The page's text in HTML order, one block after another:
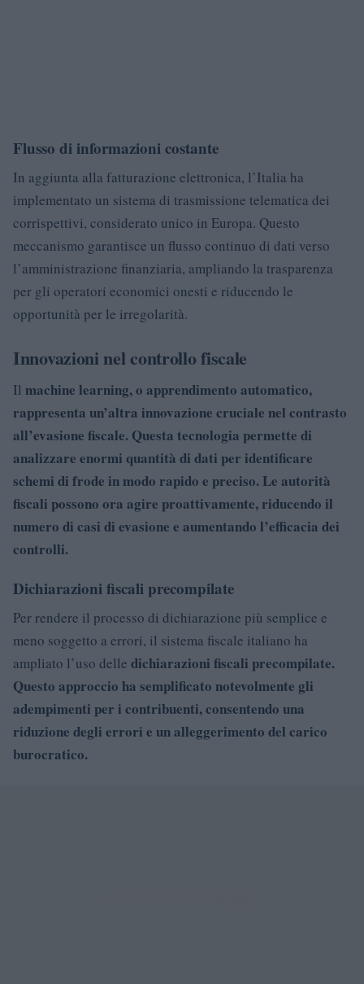
Flusso di informazioni costante
In aggiunta alla fatturazione elettronica, l’Italia ha
implementato un sistema di trasmissione telematica dei
corrispettivi, considerato unico in Europa. Questo
meccanismo garantisce un flusso continuo di dati verso
l’amministrazione finanziaria, ampliando la trasparenza
per gli operatori economici onesti e riducendo le
opportunità per le irregolarità.
Innovazioni nel controllo fiscale
Il machine learning, o apprendimento automatico,
rappresenta un’altra innovazione cruciale nel contrasto
all’evasione fiscale. Questa tecnologia permette di
analizzare enormi quantità di dati per identificare
schemi di frode in modo rapido e preciso. Le autorità
fiscali possono ora agire proattivamente, riducendo il
numero di casi di evasione e aumentando l’efficacia dei
controlli.
Dichiarazioni fiscali precompilate
Per rendere il processo di dichiarazione più semplice e
meno soggetto a errori, il sistema fiscale italiano ha
ampliato l’uso delle dichiarazioni fiscali precompilate.
Questo approccio ha semplificato notevolmente gli
adempimenti per i contribuenti, consentendo una
riduzione degli errori e un alleggerimento del carico
burocratico.